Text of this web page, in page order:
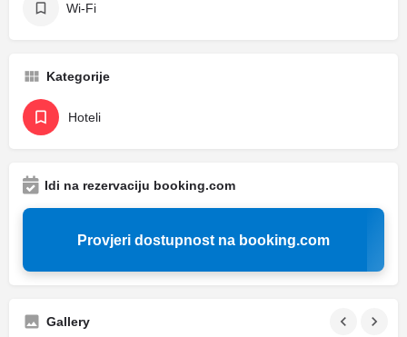
Wi-Fi
Kategorije
Hoteli
Idi na rezervaciju booking.com
Provjeri dostupnost na booking.com
Gallery